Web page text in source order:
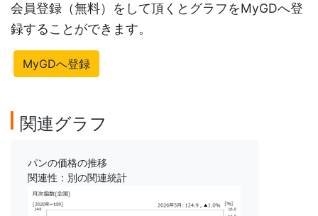
会員登録（無料）をして頂くとグラフをMyGDへ登
録することができます。
MyGDへ登録
関連グラフ
パンの価格の推移
関連性：別の関連統計